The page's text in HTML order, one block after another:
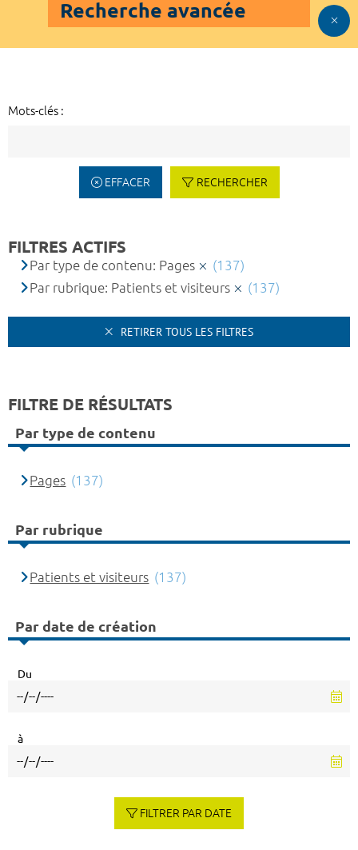
Recherche avancée
Mots-clés :
EFFACER RECHERCHER
FILTRES ACTIFS
Par type de contenu: Pages
(137)
Par rubrique: Patients et visiteurs
(137)
RETIRER TOUS LES FILTRES
FILTRE DE RÉSULTATS
Par type de contenu
Pages (137)
Par rubrique
Patients et visiteurs (137)
Par date de création
Du
à
FILTRER PAR DATE